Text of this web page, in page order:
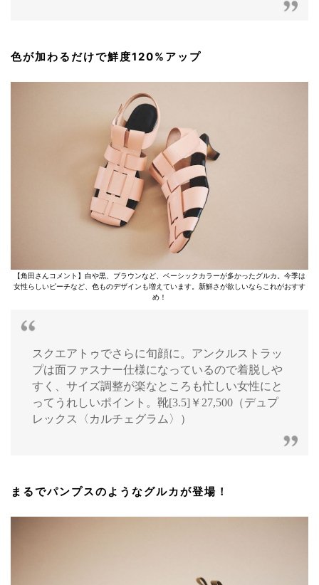
色が加わるだけで鮮度120%アップ
【角田さんコメント】白や黒、ブラウンなど、ベーシックカラーが多かったグルカ。今季は
女性らしいピーチなど、色ものデザインも増えています。新鮮さが欲しいならこれがおすす
め！
スクエアトゥでさらに旬顔に。アンクルストラッ
プは面ファスナー仕様になっているので着脱しや
すく、サイズ調整が楽なところも忙しい女性にと
ってうれしいポイント。靴[3.5]￥27,500（デュプ
レックス〈カルチェグラム〉）
まるでパンプスのようなグルカが登場！